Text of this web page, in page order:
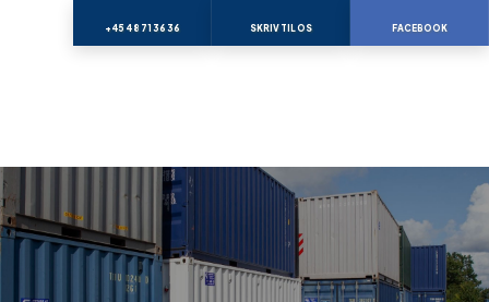
+45 48 71 36 36 SKRIV TIL OS FACEBOOK